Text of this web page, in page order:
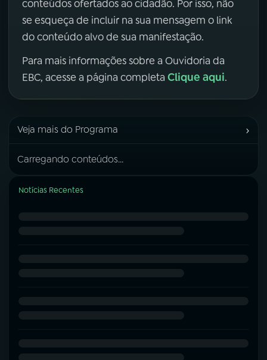
conteúdos ofertados ao cidadão. Por isso, não
se esqueça de incluir na sua mensagem o link
do conteúdo alvo de sua manifestação.
Para mais informações sobre a Ouvidoria da
EBC, acesse a página completa Clique aqui.
Veja mais do Programa ›
Carregando conteúdos...
Notícias Recentes